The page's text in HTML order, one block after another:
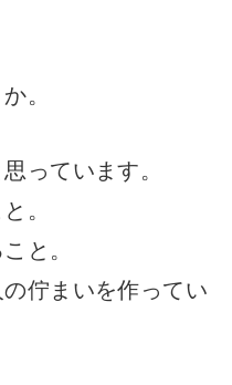
。
っています。
。
と。
佇まいを作ってい